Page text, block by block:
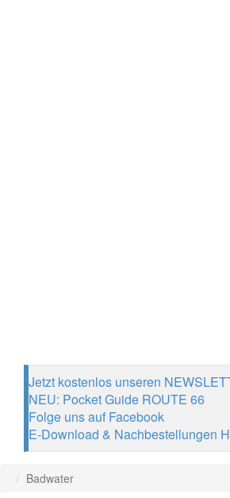
Jetzt kostenlos unseren
NEU: Pocket Guide ROUTE 66
Folge uns auf Facebook
E-Download & Nachbestellungen
Badwater